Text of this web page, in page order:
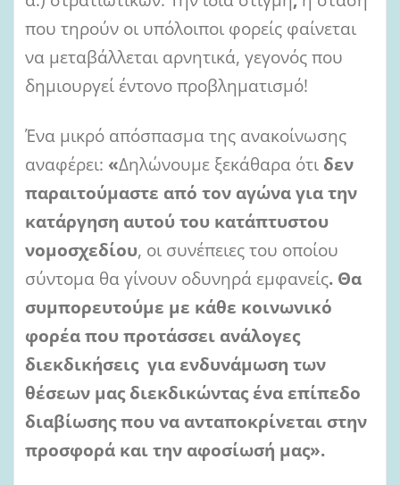
που τηρούν οι υπόλοιποι φορείς φαίνεται
να μεταβάλλεται αρνητικά, γεγονός που
δημιουργεί έντονο προβληματισμό!
Ένα μικρό απόσπασμα της ανακοίνωσης
αναφέρει: «Δηλώνουμε ξεκάθαρα ότι δεν
παραιτούμαστε από τον αγώνα για την
κατάργηση αυτού του κατάπτυστου
νομοσχεδίου, οι συνέπειες του οποίου
σύντομα θα γίνουν οδυνηρά εμφανείς. Θα
συμπορευτούμε με κάθε κοινωνικό
φορέα που προτάσσει ανάλογες
διεκδικήσεις για ενδυνάμωση των
θέσεων μας διεκδικώντας ένα επίπεδο
διαβίωσης που να ανταποκρίνεται στην
προσφορά και την αφοσίωσή μας».